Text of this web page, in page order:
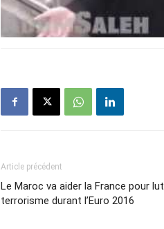
Article précédent
Le Maroc va aider la France pour
terrorisme durant l’Euro 2016